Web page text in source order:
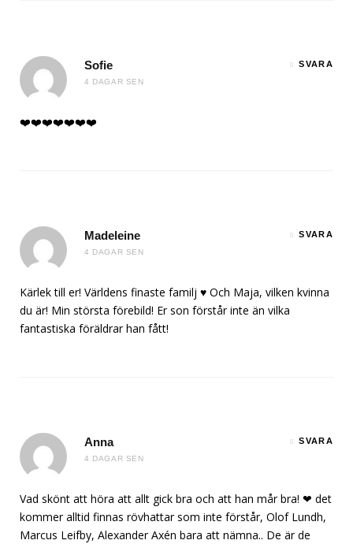
Sofie
4 DAGAR SEN
SVARA
❤️❤️❤️❤️❤️❤️❤️
Madeleine
4 DAGAR SEN
SVARA
Kärlek till er! Världens finaste familj ♥️ Och Maja, vilken kvinna
du är! Min största förebild! Er son förstår inte än vilka
fantastiska föräldrar han fått!
Anna
4 DAGAR SEN
SVARA
Vad skönt att höra att allt gick bra och att han mår bra! ❤ det
kommer alltid finnas rövhattar som inte förstår, Olof Lundh,
Marcus Leifby, Alexander Axén bara att nämna.. De är de